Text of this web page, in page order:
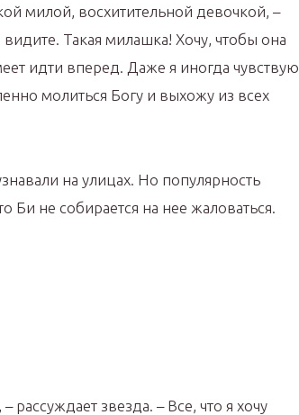
милой, восхитительной девочкой, –
Такая милашка! Хочу, чтобы она
идти вперед. Даже я иногда чувствую,
молиться Богу и выхожу из всех
на улицах. Но популярность
Би не собирается на нее жаловаться.
рассуждает звезда. – Все, что я хочу